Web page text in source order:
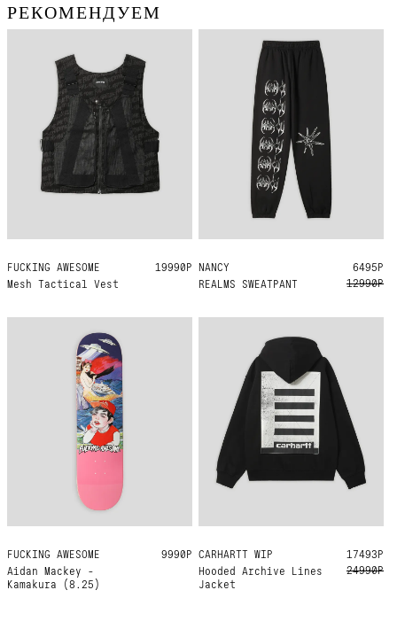
РЕКОМЕНДУЕМ
FUCKING AWESOME
Mesh Tactical Vest
ONE SIZE 19990Р NANCY
REALMS SWEATPANT
M
6495Р
12990Р
FUCKING AWESOME
Aidan Mackey -
Kamakura (8.25)
8.25 9990Р CARHARTT WIP
Hooded Archive Lines
Jacket
XL XXL
17493Р
24990Р